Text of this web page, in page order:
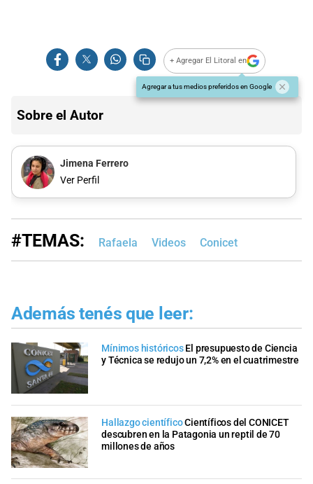
+ Agregar El Litoral en
Agregar a tus medios preferidos en Google
Sobre el Autor
Jimena Ferrero
Ver Perfil
#TEMAS: Rafaela Videos Conicet
Además tenés que leer:
Mínimos históricos El presupuesto de Ciencia
y Técnica se redujo un 7,2% en el cuatrimestre
Hallazgo científicoCientíficos del CONICET
descubren en la Patagonia un reptil de 70
millones de años